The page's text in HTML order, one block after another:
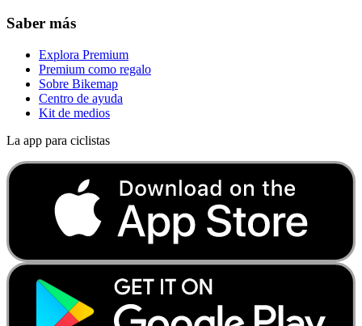
Saber más
Explora Premium
Premium como regalo
Sobre Bikemap
Centro de ayuda
Kit de medios
La app para ciclistas